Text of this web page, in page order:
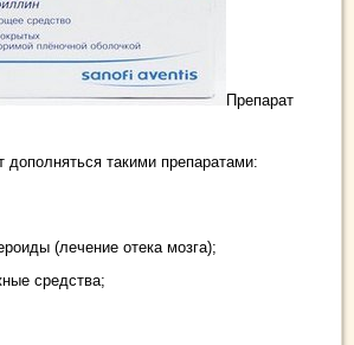
Препарат
такими препаратами:
(лечение отека мозга);
средства;